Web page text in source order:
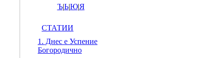
Ъ|Ь|Ю|Я
СТАТИИ
1. Днес е Успение
Богородично